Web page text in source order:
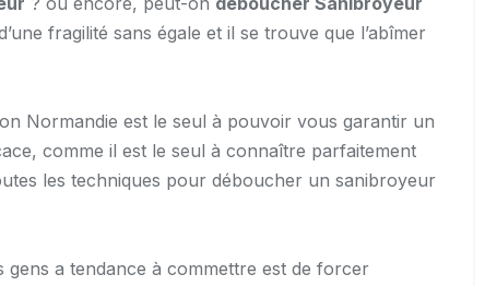
fragilité sans égale et il se trouve que l’abîmer
Normandie est le seul à pouvoir vous garantir un
comme il est le seul à connaître parfaitement
les techniques pour déboucher un sanibroyeur
gens a tendance à commettre est de forcer